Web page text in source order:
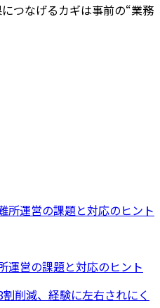
につなげるカギは事前の“業務
運営の課題と対応のヒント